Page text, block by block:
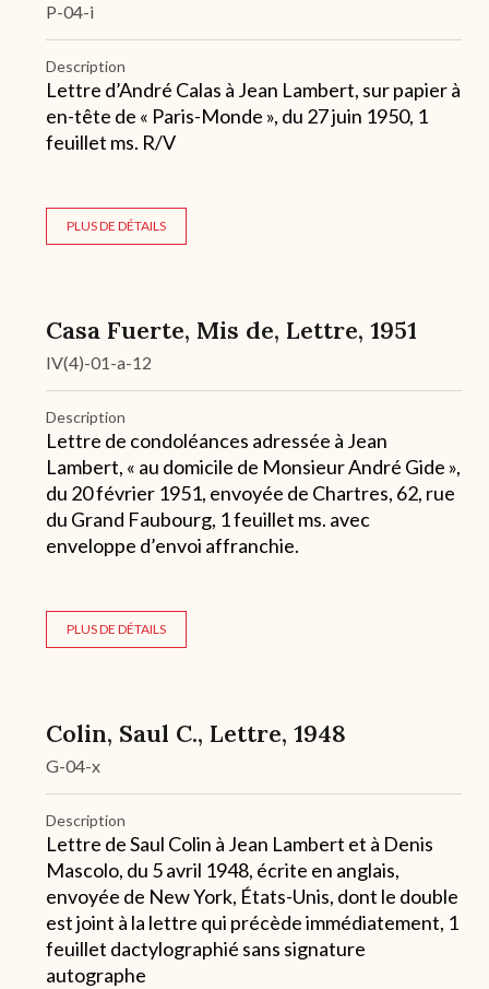
P-04-i
Description
Lettre d’André Calas à Jean Lambert, sur papier à
en-tête de « Paris-Monde », du 27 juin 1950, 1
feuillet ms. R/V
PLUS DE DÉTAILS
Casa Fuerte, Mis de, Lettre, 1951
IV(4)-01-a-12
Description
Lettre de condoléances adressée à Jean
Lambert, « au domicile de Monsieur André Gide »,
du 20 février 1951, envoyée de Chartres, 62, rue
du Grand Faubourg, 1 feuillet ms. avec
enveloppe d’envoi affranchie.
PLUS DE DÉTAILS
Colin, Saul C., Lettre, 1948
G-04-x
Description
Lettre de Saul Colin à Jean Lambert et à Denis
Mascolo, du 5 avril 1948, écrite en anglais,
envoyée de New York, États-Unis, dont le double
est joint à la lettre qui précède immédiatement, 1
feuillet dactylographié sans signature
autographe